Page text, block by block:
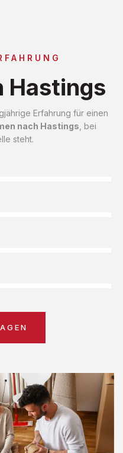
Hastings
Erfahrung für einen
nach Hastings , bei
steht.